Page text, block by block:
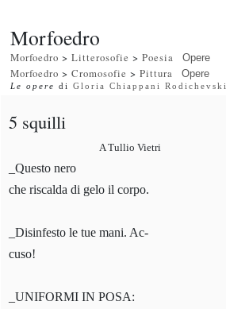
Morfoedro
Morfoedro >Litterosofie >Poesia Opere
Morfoedro >Cromosofie >Pittura Opere
Le opere diGloria Chiappani Rodichevski
5 squilli
A Tullio Vietri
_Questo nero
che riscalda di gelo il corpo.
_Disinfesto le tue mani. Ac-
cuso!
_UNIFORMI IN POSA: